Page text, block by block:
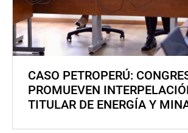
CASO PETROPERÚ:
PROMUEVEN
TITULAR DE ENERGÍA Y